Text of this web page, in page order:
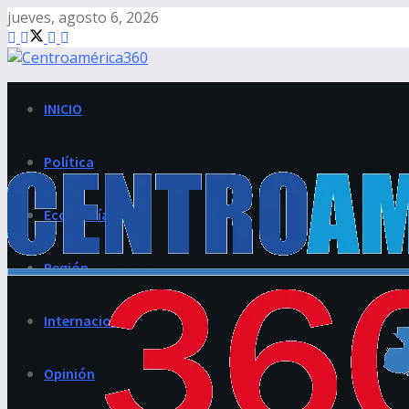
jueves, agosto 6, 2026
INICIO
Política
Economía
Región
Internacional
Opinión